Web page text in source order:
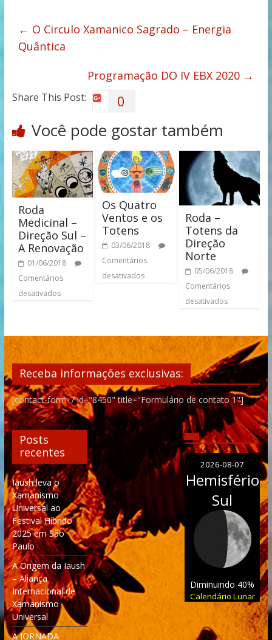
← O Circulo Xamanico Sagrado – Energia
Quântica
Programação DO IV EBX 2020 →
Share This Post: 0
Você pode gostar também
Roda
Medicinal –
Direção Sul –
A Renovação
01/06/2018
Comentários
desativados
Os Quatro
Ventos e os
Totens
03/06/2018
Comentários
desativados
Roda –
Totens da
Direção
Norte
05/06/2018
Comentários
desativados
Receba informações exclusivas:
[contact-form-7 id="8450" title="Formulário de contato 1"]
Posts
recentes
Iaush leva o
Xamanismo
Universal ao
Festival Híbrido
2025 em São
Paulo
A Origem da Iaush
– Aliança
Internacional de
Xamanismo
Universal
A JORNADA
2026-08-07
Hemisfério
Sul
Diminuindo 40%
Calendário Lunar